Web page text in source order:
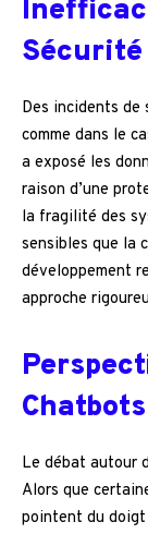
Sécurité
Des incidents
comme dans le
a exposé les
raison d’une
la fragilité des
sensibles que la
développement
approche
Chatbots
Le débat autour
Alors que
pointent du doigt